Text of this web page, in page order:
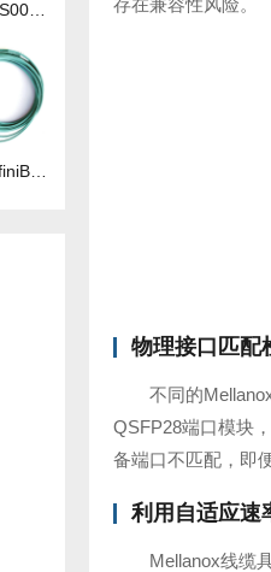
存在兼容性风险。
物理接口匹配
不同的
QSFP28端口模块
备端口不匹配，即
利用自适应速
Mellanox线缆